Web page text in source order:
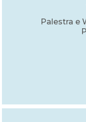
Palestra e